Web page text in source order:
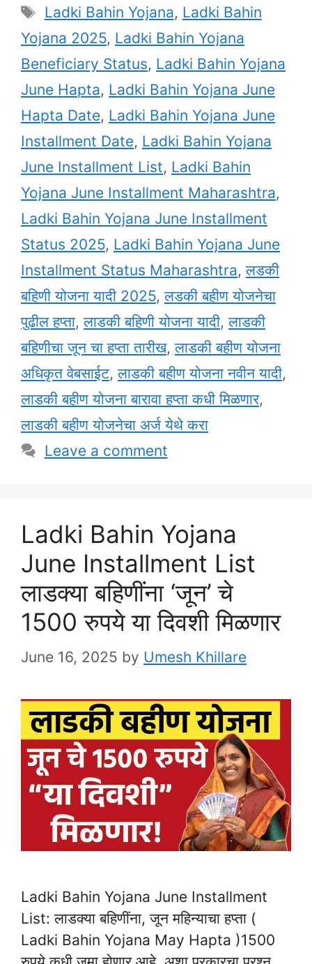
Tags
Ladki Bahin Yojana, Ladki Bahin
Yojana 2025, Ladki Bahin Yojana
Beneficiary Status, Ladki Bahin Yojana
June Hapta, Ladki Bahin Yojana June
Hapta Date, Ladki Bahin Yojana June
Installment Date, Ladki Bahin Yojana
June Installment List, Ladki Bahin
Yojana June Installment Maharashtra,
Ladki Bahin Yojana June Installment
Status 2025, Ladki Bahin Yojana June
Installment Status Maharashtra,लडकी
बहिणी योजना यादी 2025,लडकी बहीण योजनेचा
पुढील हप्ता,लाडकी बहिणी योजना यादी,लाडकी
बहिणीचा जून चा हप्ता तारीख,लाडकी बहीण योजना
अधिकृत वेबसाईट,लाडकी बहीण योजना नवीन यादी,
लाडकी बहीण योजना बारावा हप्ता कधी मिळणार,
लाडकी बहीण योजनेचा अर्ज येथे करा
Leave a comment
Ladki Bahin Yojana
June Installment List
लाडक्या बहिणींना ‘जून’ चे
1500 रुपये या दिवशी मिळणार
June 16, 2025 by Umesh Khillare
Ladki Bahin Yojana June Installment
List: लाडक्या बहिणींना, जून महिन्याचा हप्ता (
Ladki Bahin Yojana May Hapta )1500